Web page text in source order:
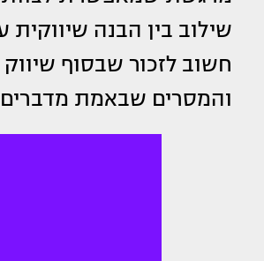
שילוב בין הבנה
חשוב לזכור שבסוף
והמסרים שבאמת